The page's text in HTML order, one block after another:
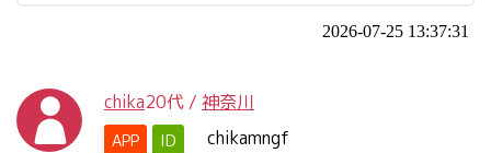
2026-07-25 13:37:31
chika20代 / 神奈川
APP ID chikamngf